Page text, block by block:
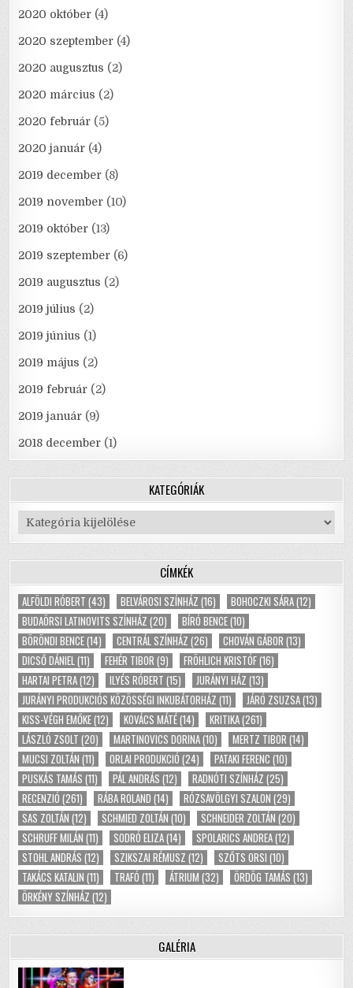
2020 október (4)
2020 szeptember (4)
2020 augusztus (2)
2020 március (2)
2020 február (5)
2020 január (4)
2019 december (8)
2019 november (10)
2019 október (13)
2019 szeptember (6)
2019 augusztus (2)
2019 július (2)
2019 június (1)
2019 május (2)
2019 február (2)
2019 január (9)
2018 december (1)
KATEGÓRIÁK
Kategóriák
CÍMKÉK
ALFÖLDI RÓBERT (43) BELVÁROSI SZÍNHÁZ (16) BOHOCZKI SÁRA(12)
BUDAÖRSI LATINOVITS SZÍNHÁZ (20) BÍRÓ BENCE(10)
BÖRÖNDI BENCE(14) CENTRÁL SZÍNHÁZ (26) CHOVÁN GÁBOR (13)
DICSŐ DÁNIEL(11) FEHÉR TIBOR (9) FRÖHLICH KRISTÓF(16)
HARTAI PETRA(12) ILYÉS RÓBERT (15) JURÁNYI HÁZ (13)
JURÁNYI PRODUKCIÓS KÖZÖSSÉGI INKUBÁTORHÁZ (11) JÁRÓ ZSUZSA(13)
KISS-VÉGH EMŐKE(12) KOVÁCS MÁTÉ(14) KRITIKA(261)
LÁSZLÓ ZSOLT (20) MARTINOVICS DORINA(10) MERTZ TIBOR (14)
MUCSI ZOLTÁN (11) ORLAI PRODUKCIÓ (24) PATAKI FERENC (10)
PUSKÁS TAMÁS (11) PÁL ANDRÁS (12) RADNÓTI SZÍNHÁZ (25)
RECENZIÓ (261) RÁBA ROLAND (14) RÓZSAVÖLGYI SZALON (29)
SAS ZOLTÁN (12) SCHMIED ZOLTÁN (10) SCHNEIDER ZOLTÁN (20)
SCHRUFF MILÁN (11) SODRÓ ELIZA(14) SPOLARICS ANDREA(12)
STOHL ANDRÁS (12) SZIKSZAI RÉMUSZ (12) SZŐTS ORSI (10)
TAKÁCS KATALIN (11) TRAFÓ (11) ÁTRIUM (32) ÖRDÖG TAMÁS (13)
ÖRKÉNY SZÍNHÁZ (12)
GALÉRIA